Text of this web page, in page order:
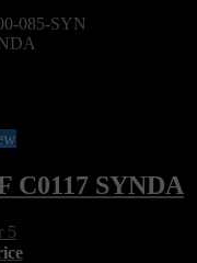
085-SYN
C0117 SYNDA
5